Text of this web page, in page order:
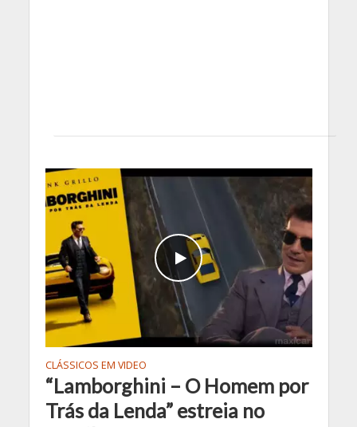
CLÁSSICOS EM VIDEO
“Lamborghini – O Homem por
Trás da Lenda” estreia no